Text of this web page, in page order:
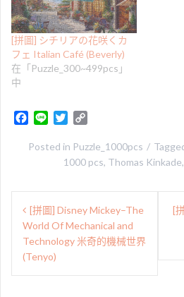
[拼圖] シチリアの花咲くカ
フェ Italian Café (Beverly)
在「Puzzle_300~499pcs」
中
c
o
k
n
i
t
p
y
k
Posted in Puzzle_1000pcs
1000 pcs, Thomas Kinkade,
文
章
導
覽
[拼圖] Disney Mickey–The
World Of Mechanical and
Technology 米奇的機械世界
(Tenyo)
[